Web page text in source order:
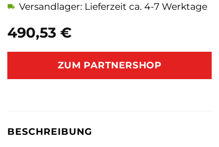
490,53 €
Versandlager: Lieferzeit ca. 4-7 Werktage
ZUM PARTNERSHOP
BESCHREIBUNG